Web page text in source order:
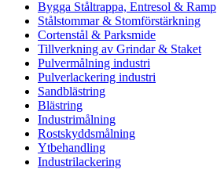
Bygga Ståltrappa, Entresol & Ramp
Stålstommar & Stomförstärkning
Cortenstål & Parksmide
Tillverkning av Grindar & Staket
Pulvermålning industri
Pulverlackering industri
Sandblästring
Blästring
Industrimålning
Rostskyddsmålning
Ytbehandling
Industrilackering